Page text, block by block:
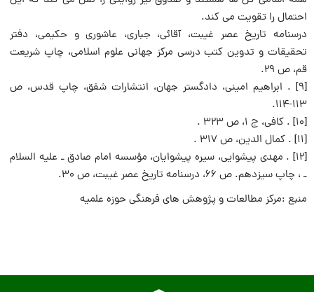
احتمال را تقویت می کند.
درسنامه تاریخ عصر غیبت، آقائی، جباری، عاشوری و حکیمی، دفتر
تحقیقات و تدوین کتب درسی مرکز جهانی علوم اسلامی، چاپ شریعت
قم، ص ۲۹.
[۹] . ابراهیم امینی، دادگستر جهان، انتشارات شفق، چاپ قدس، ص
۱۱۳-۱۱۴.
[۱۰] . کافی، ج ۱، ص ۳۲۳ .
[۱۱] . کمال الدین، ص ۳۱۷ .
[۱۲] . مهدی پیشوایی، سیره پیشوایان، مؤسسه امام صادق ـ علیه السلام
ـ ، چاپ سیزدهم. ص ۶۶، درسنامه تاریخ عصر غیبت، ص ۳۰.
منبع :مرکز مطالعات و پژوهش های فرهنگی حوزه علمیه